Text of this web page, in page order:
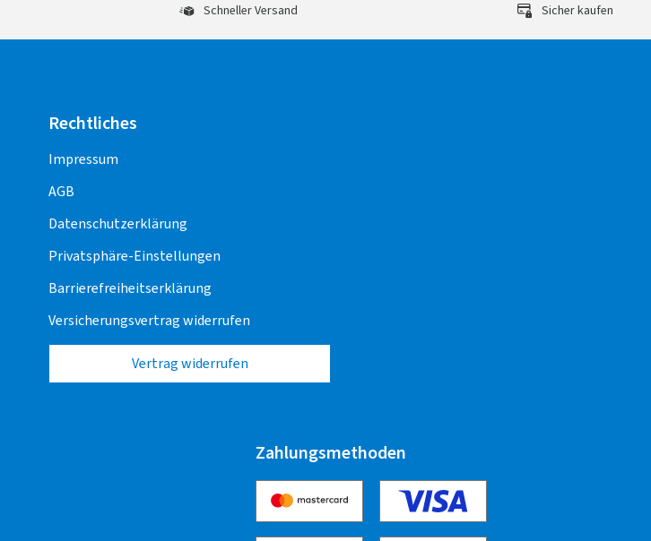
Schneller Versand Sicher kaufen
Rechtliches
Impressum
AGB
Datenschutzerklärung
Privatsphäre-Einstellungen
Barrierefreiheitserklärung
Versicherungsvertrag widerrufen
Vertrag widerrufen
Zahlungsmethoden